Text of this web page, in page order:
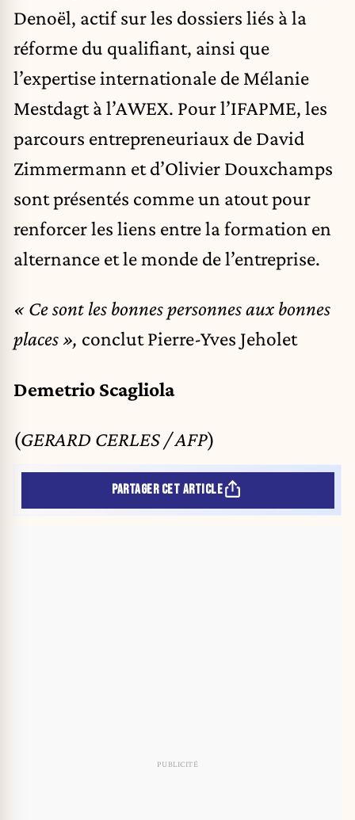
Denoël, actif sur les dossiers liés à la
réforme du qualifiant, ainsi que
l’expertise internationale de Mélanie
Mestdagt à l’AWEX. Pour l’IFAPME, les
parcours entrepreneuriaux de David
Zimmermann et d’Olivier Douxchamps
sont présentés comme un atout pour
renforcer les liens entre la formation en
alternance et le monde de l’entreprise.
« Ce sont les bonnes personnes aux bonnes
places », conclut Pierre-Yves Jeholet
Demetrio Scagliola
(GERARD CERLES / AFP)
PARTAGER CET ARTICLE